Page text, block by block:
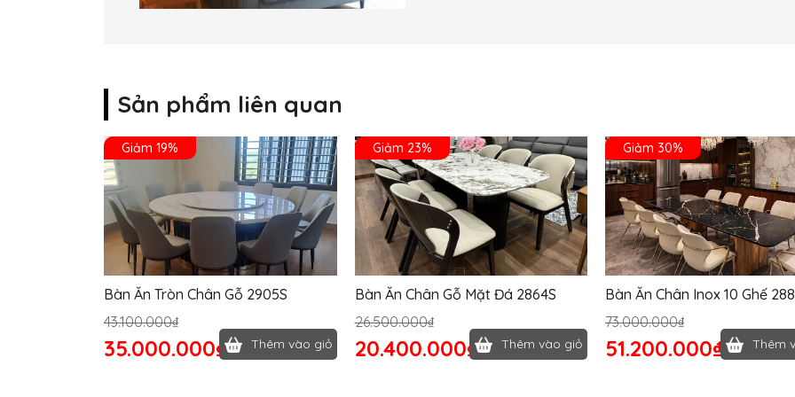
Sản phẩm liên quan
Giảm 19%
Bàn Ăn Tròn Chân Gỗ 2905S
43.100.000₫
35.000.000₫ Thêm vào giỏ
Giảm 23%
Bàn Ăn Chân Gỗ Mặt Đá 2864S
26.500.000₫
20.400.000₫ Thêm vào giỏ
Giảm 30%
Bàn Ăn Chân Inox 10 Ghế
73.000.000₫
51.200.000₫ Thêm